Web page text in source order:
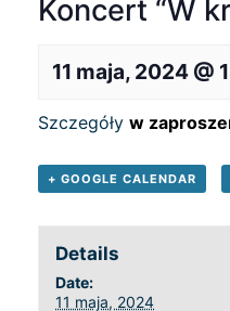
Koncert “W
11 maja, 2024 @
Szczegóły w
+ GOOGLE CALENDAR
Details
Date:
11 maja, 2024